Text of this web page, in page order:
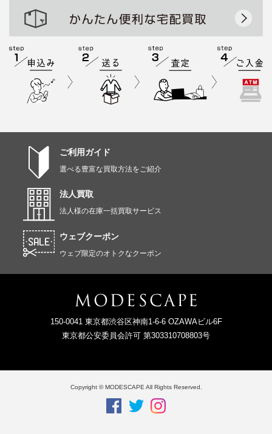
ご利用ガイド
選べる豊富な買取方法をご紹介
法人買取
法人様の在庫一括買取サービス
ウェブクーポン
ウェブ限定のオトクなクーポン
150-0041 東京都渋谷区神南1-6-6 OZAWAビル6F
東京都公安委員会許可 第303310708803号
Copyright © MODESCAPE All Rights Reserved.